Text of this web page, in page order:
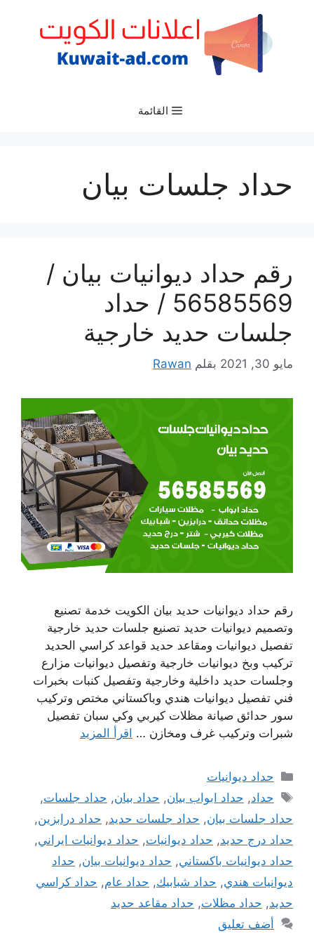
القائمة
حداد جلسات بيان
رقم حداد ديوانيات بيان /
56585569 / حداد
جلسات حديد خارجية
مايو 30, 2021 بقلم Rawan
رقم حداد ديوانيات حديد بيان الكويت خدمة تصنيع
وتصميم ديوانيات حديد تصنيع جلسات حديد خارجية
تفصيل ديوانيات ومقاعد حديد قواعد كراسي الحديد
تركيب وبخ ديوانيات خارجية وتفصيل ديوانيات مزارع
وجلسات حديد داخلية وخارجية وتفصيل كنبات بخبرات
فني تفصيل ديوانيات هندي وباكستاني مختص وتركيب
سور حدائق صيانة مظلات كيربي وكي سبان تفصيل
شبرات وتركيب غرف ومخازن … اقرأ المزيد
التصنيفات
حداد ديوانيات
الوسوم
حداد, حداد ابواب بيان, حداد بيان, حداد جلسات,
حداد جلسات بيان, حداد جلسات حديد, حداد درابزين,
حداد درج حديد, حداد ديوانيات, حداد ديوانيات ايراني,
حداد ديوانيات باكستاني, حداد ديوانيات بيان, حداد
ديوانيات هندي, حداد شبابيك, حداد عام, حداد كراسي
حديد, حداد مظلات, حداد مقاعد حديد
أضف تعليق